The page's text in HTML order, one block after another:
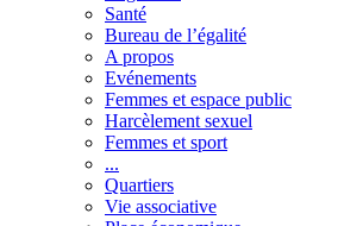
Santé
Bureau de l’égalité
A propos
Evénements
Femmes et espace public
Harcèlement sexuel
Femmes et sport
...
Quartiers
Vie associative